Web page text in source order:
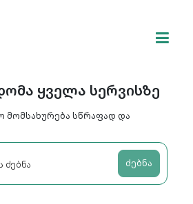
ყველა სერვისზე
მომსახურება სწრაფად და
ძებნა